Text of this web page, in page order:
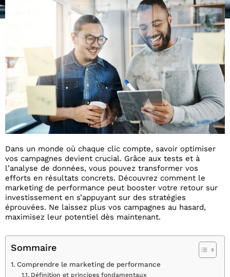
Dans un monde où chaque clic compte, savoir optimiser
vos campagnes devient crucial. Grâce aux tests et à
l’analyse de données, vous pouvez transformer vos
efforts en résultats concrets. Découvrez comment le
marketing de performance peut booster votre retour sur
investissement en s’appuyant sur des stratégies
éprouvées. Ne laissez plus vos campagnes au hasard,
maximisez leur potentiel dès maintenant.
Sommaire
Comprendre le marketing de performance
Définition et principes fondamentaux